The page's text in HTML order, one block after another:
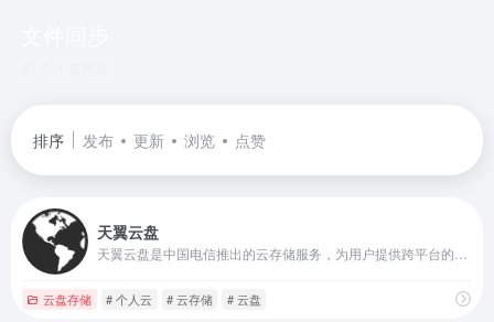
排序 发布 更新 浏览 点赞
天翼云盘
云盘存储 # 个人云 # 云存储 # 云盘